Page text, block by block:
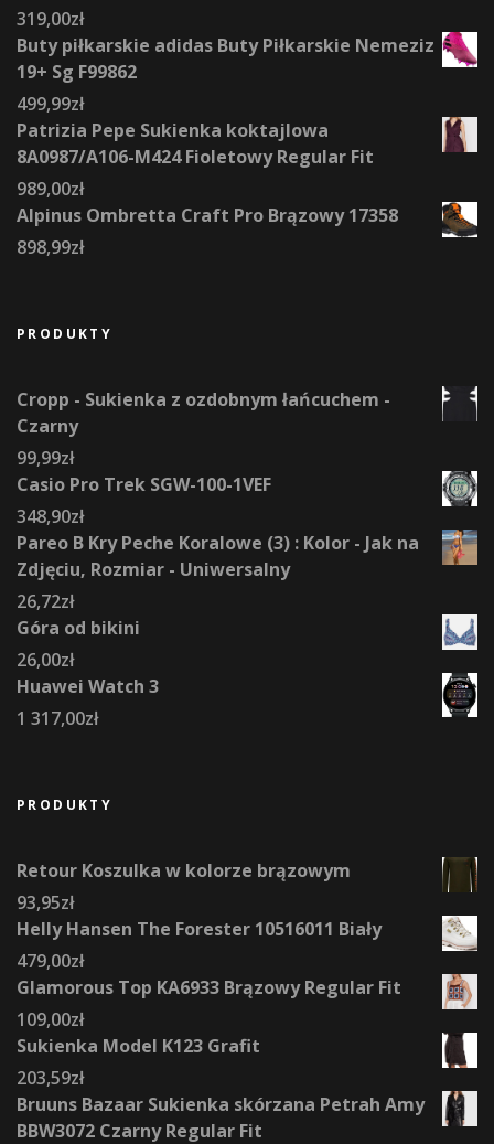
319,00zł
Buty piłkarskie adidas Buty Piłkarskie Nemeziz
19+ Sg F99862
499,99zł
Patrizia Pepe Sukienka koktajlowa
8A0987/A106-M424 Fioletowy Regular Fit
989,00zł
Alpinus Ombretta Craft Pro Brązowy 17358
898,99zł
PRODUKTY
Cropp - Sukienka z ozdobnym łańcuchem -
Czarny
99,99zł
Casio Pro Trek SGW-100-1VEF
348,90zł
Pareo B Kry Peche Koralowe (3) : Kolor - Jak na
Zdjęciu, Rozmiar - Uniwersalny
26,72zł
Góra od bikini
26,00zł
Huawei Watch 3
1 317,00zł
PRODUKTY
Retour Koszulka w kolorze brązowym
93,95zł
Helly Hansen The Forester 10516011 Biały
479,00zł
Glamorous Top KA6933 Brązowy Regular Fit
109,00zł
Sukienka Model K123 Grafit
203,59zł
Bruuns Bazaar Sukienka skórzana Petrah Amy
BBW3072 Czarny Regular Fit